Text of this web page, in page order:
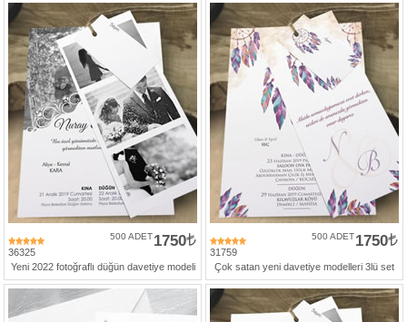
36325
1750
500 ADET
Yeni 2022 fotoğraflı düğün davetiye modeli
31759
1750
500 ADET
Çok satan yeni davetiye modelleri 3lü set